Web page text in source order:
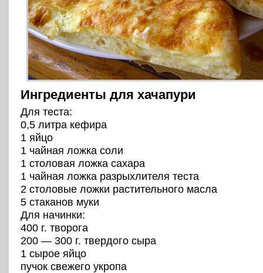
Ингредиенты для хачапури
Для теста:
0,5 литра кефира
1 яйцо
1 чайная ложка соли
1 столовая ложка сахара
1 чайная ложка разрыхлителя теста
2 столовые ложки растительного масла
5 стаканов муки
Для начинки:
400 г. творога
200 — 300 г. твердого сыра
1 сырое яйцо
пучок свежего укропа